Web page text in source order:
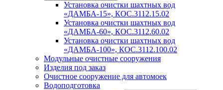
Установка очистки шахтных вод
«ДАМБА-15», КОС.3112.15.02
Установка очистки шахтных вод
«ДАМБА-60», КОС.3112.60.02
Установка очистки шахтных вод
«ДАМБА-100», КОС.3112.100.02
Модульные очистные сооружения
Изделия под заказ
Очистное сооружение для автомоек
Водоподготовка